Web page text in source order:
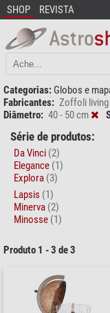
SHOP REVISTA
Categorias: Globos e
Fabricantes: Zoffoli living
Diâmetro: 40 - 50 cm
Série de produtos:
Da Vinci (2)
Elegance (1)
Explora (3)
Lapsis (1)
Minerva (2)
Minosse (1)
Produto 1 - 3 de 3